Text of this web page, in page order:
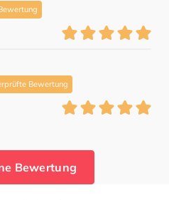
Bewertung
Bewertung